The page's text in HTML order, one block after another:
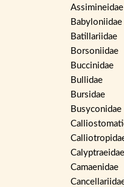
Assimineidae
Babyloniidae
Batillariidae
Borsoniidae
Buccinidae
Bullidae
Bursidae
Busyconidae
Calyptraeidae
Camaenidae